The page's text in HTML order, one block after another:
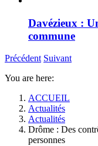
Davézieux :
commune
Précédent Suivant
You are here:
ACCUEIL
Actualités
Actualités
Drôme : Des
personnes